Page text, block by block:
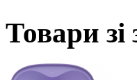
Товари